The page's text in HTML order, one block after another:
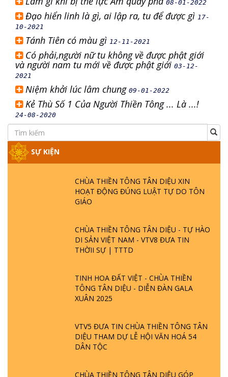
08-01-2022
Đạo hiển linh là gì, ai lập ra, tu để được gì 17-
10-2021
Tánh Tiên có màu gì 12-11-2021
Có phải,người nữ tu không về được phật giới
và người nam tu mới về được phật giới 03-12-
2021
Niệm khởi lúc lâm chung 09-01-2022
Kẻ Thù Số 1 Của Người Thiền Tông ... Là ...!
24-08-2020
SỰ KIỆN
CHÙA THIỀN TÔNG TÂN DIỆU XIN
HOẠT ĐỘNG ĐÚNG LUẬT TỰ DO TÔN
GIÁO
CHÙA THIỀN TÔNG TÂN DIỆU - TỰ HÀO
DI SẢN VIỆT NAM - VTV8 ĐƯA TIN
THỜII SỰ | TTTD
TINH HOA ĐẤT VIỆT - CHÙA THIỀN
TÔNG TÂN DIỆU - DIỄN ĐÀN GALA
XUÂN 2025
VTV5 ĐƯA TIN CHÙA THIỀN TÔNG TÂN
DIỆU THAM DỰ LỄ HỘI VĂN HOÁ 54
DÂN TỘC
CHÙA THIỀN TÔNG TÂN DIỆU GÓP